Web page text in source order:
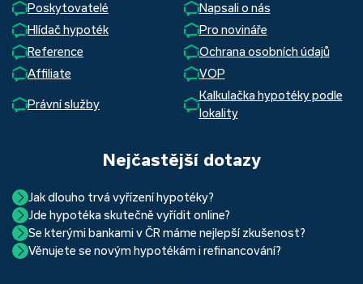
Poskytovatelé
Napsali o nás
Hlídač hypoték
Pro novináře
Reference
Ochrana osobních údajů
Affiliate
VOP
Právní služby
Kalkulačka hypotéky podle
lokality
Nejčastější dotazy
Jak dlouho trvá vyřízení hypotéky?
Hypotéka se dá zvládnout za měsíc i za tři. Nejčastěji její
uzavření trvá okolo 2 měsíců. Důvodem je především
schvalovací proces na straně bank. Existuje však řada cest,
Jde hypotéka skutečně vyřídit online?
Ano, skutečně jde. Díky moderním technologiím, které
používáme, již do banky při vyřizování hypotéky skutečně
Se kterými bankami v ČR máme nejlepší zkušenost?
Nejvíce proklientská je určitě Hypoteční banka. Svou
Věnujete se novým hypotékám i refinancování?